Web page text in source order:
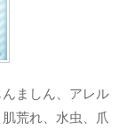
ましん、アレル
荒れ、水虫、爪